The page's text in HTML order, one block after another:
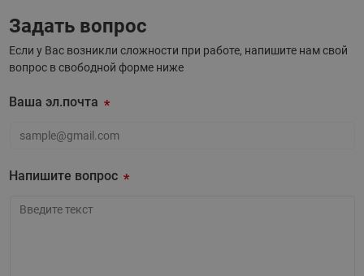
Задать вопрос
Если у Вас возникли сложности при работе, напишите нам свой
вопрос в свободной форме ниже
Ваша эл.почта
Напишите вопрос